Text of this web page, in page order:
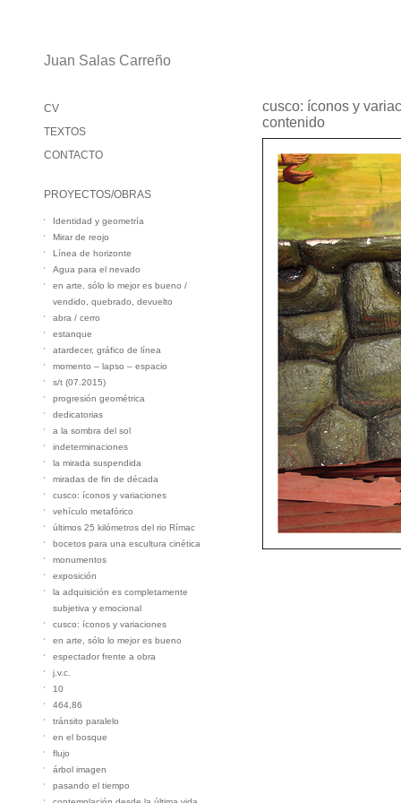
Juan Salas Carreño
CV
TEXTOS
CONTACTO
PROYECTOS/OBRAS
Identidad y geometría
Mirar de reojo
Línea de horizonte
Agua para el nevado
en arte, sólo lo mejor es bueno /
vendido, quebrado, devuelto
abra / cerro
estanque
atardecer, gráfico de línea
momento – lapso – espacio
s/t (07.2015)
progresión geométrica
dedicatorias
a la sombra del sol
indeterminaciones
la mirada suspendida
miradas de fin de década
cusco: íconos y variaciones
vehículo metafórico
últimos 25 kilómetros del rio Rímac
bocetos para una escultura cinética
monumentos
exposición
la adquisición es completamente
subjetiva y emocional
cusco: íconos y variaciones
en arte, sólo lo mejor es bueno
espectador frente a obra
j.v.c.
10
464,86
tránsito paralelo
en el bosque
flujo
árbol imagen
pasando el tiempo
cusco: íconos y
contenido